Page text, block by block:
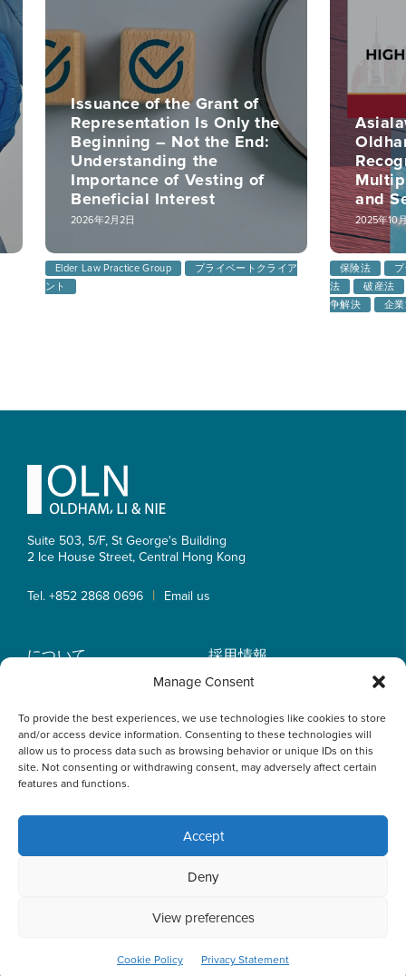
Manage Consent
To provide the best experiences, we use technologies like cookies to store
and/or access device information. Consenting to these technologies will
allow us to process data such as browsing behavior or unique IDs on this
site. Not consenting or withdrawing consent, may adversely affect certain
features and functions.
Accept
Deny
View preferences
Cookie Policy Privacy Statement
Issuance of the Grant of
Representation Is Only the
Beginning – Not the End:
Understanding the
Importance of Vesting of
Beneficial Interest
2026年2月2日
Elder Law Practice Group
プライベートクライア
ント
and
2025年10
保険法
法
破産法
争解決
企
collect information to customise content. By closing this
agree to the use of cookies. Please read the cookies section
ACCEPT
Footer
Suite 503, 5/F, St George's Building
2 Ice House Street, Central Hong Kong
Tel. +852 2868 0696 | Email us
について
インサイト
事業拠点
採用情報
OLN IP Services
プライバシーポリシー
© 2026 Oldham, Li & Nie. All Rights Reserved.